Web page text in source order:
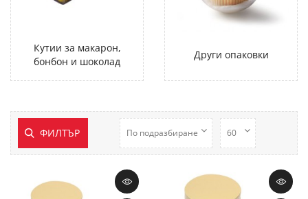
Кутии за макарон,
бонбон и шоколад
Други опаковки
ФИЛТЪР